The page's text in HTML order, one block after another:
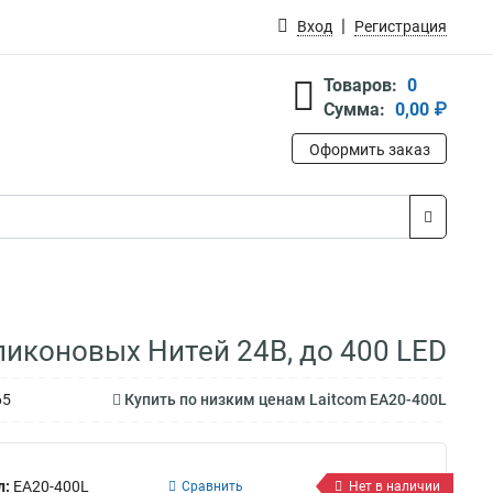
Вход Регистрация
Товаров: 0
Сумма: 0,00 ₽
Оформить заказ
Нитей 24В, до 400 LED
Купить по низким ценам Laitcom EA20-400L
EA20-400L Сравнить Нет в наличии